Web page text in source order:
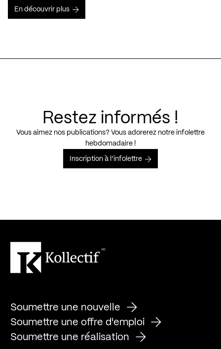
En découvrir plus
Restez informés !
Vous aimez nos publications? Vous adorerez notre infolettre
hebdomadaire !
Inscription à l’infolettre
Soumettre une nouvelle
Soumettre une offre d'emploi
Soumettre une réalisation